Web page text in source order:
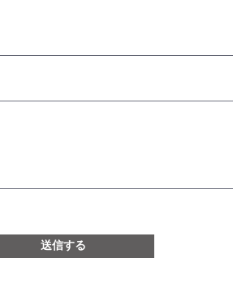
送信する